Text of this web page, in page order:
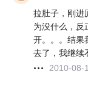
拉肚子，刚进
为没什么，反
开。。。结果
去了，我继续
2010-08-